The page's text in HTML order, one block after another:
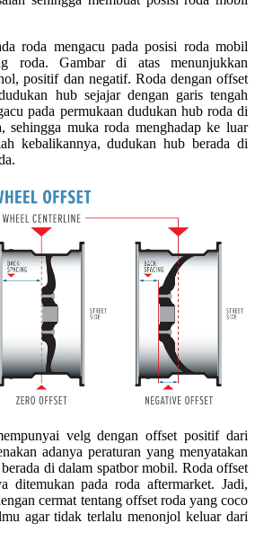
roda mengacu pada posisi roda mobil
roda. Gambar di atas menunjukkan
positif dan negatif. Roda dengan offset
hub sejajar dengan garis tengah
pada permukaan dudukan hub roda di
sehingga muka roda menghadap ke luar
kebalikannya, dudukan hub berada di
velg dengan offset positif dari
adanya peraturan yang menyatakan
di dalam spatbor mobil. Roda offset
ditemukan pada roda aftermarket. Jadi,
cermat tentang offset roda yang coco
agar tidak terlalu menonjol keluar dari